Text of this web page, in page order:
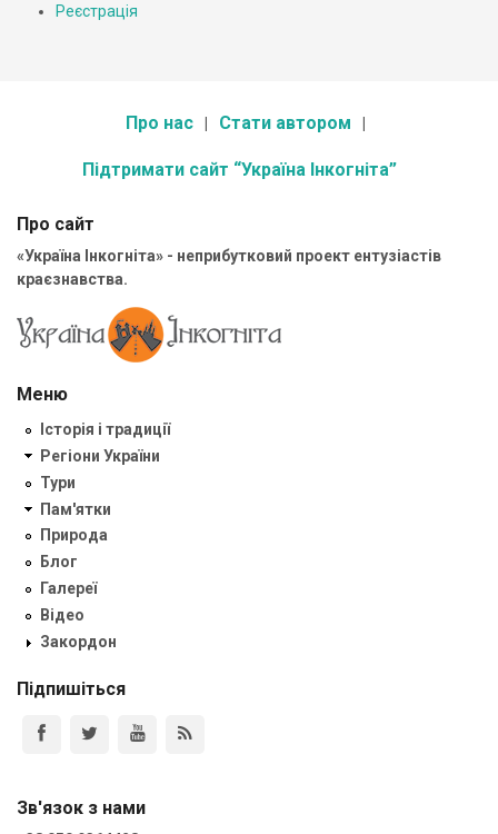
Реєстрація
Про нас Стати автором
Підтримати сайт “Україна Інкогніта”
Про сайт
«Україна Інкогніта» - неприбутковий проект ентузіастів
краєзнавства.
Меню
Історія і традиції
Регіони України
Тури
Пам'ятки
Природа
Блог
Галереї
Відео
Закордон
Підпишіться
Зв'язок з нами